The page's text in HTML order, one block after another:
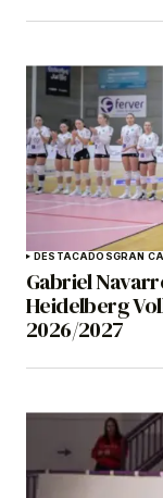
DESTACADOSGRAN
Gabriel
Heidelberg
2026/2027